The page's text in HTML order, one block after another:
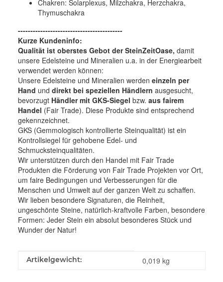
Chakren: Solarplexus, Milzchakra, Herzchakra,
Thymuschakra
------------------------------------------
Kurze Kundeninfo:
Qualität ist oberstes Gebot der SteinZeitOase, damit
unsere Edelsteine und Mineralien u.a. in der Energiearbeit
verwendet werden können:
Unsere Edelsteine und Mineralien werden einzeln per
Hand und direkt bei speziellen Händlern ausgesucht,
bevorzugt Händler mit GKS-Siegel bzw. aus fairem
Handel (Fair Trade). Diese Produkte sind entsprechend
gekennzeichnet.
GKS (Gemmologisch kontrollierte Steinqualität) ist ein
Kontrollsiegel für gehobene Edel- und
Schmucksteinqualitäten.
Wir unterstützen durch den Handel mit Fair Trade
Produkten die Förderung von Fair Trade Projekten vor Ort,
um faire Bedingungen und Verbesserungen für die
Menschen und Umwelt auf der ganzen Welt zu schaffen.
Wir lieben besondere Signaturen, die Reinheit,
ungeschönte Steine, natürlich-kraftvolle Farben, besondere
Formen: Jeder Stein ein absolut besonderes Stück und
Wunder der Natur!
Produkteigenschaft
Wert
Artikelgewicht: 0,019 kg